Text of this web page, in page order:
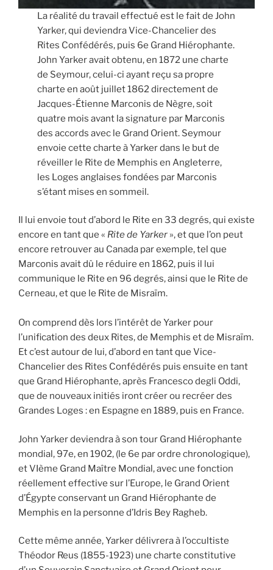
La réalité du travail effectué est le fait de John
Yarker, qui deviendra Vice-Chancelier des
Rites Confédérés, puis 6e Grand Hiérophante.
John Yarker avait obtenu, en 1872 une charte
de Seymour, celui-ci ayant reçu sa propre
charte en août juillet 1862 directement de
Jacques-Étienne Marconis de Nègre, soit
quatre mois avant la signature par Marconis
des accords avec le Grand Orient. Seymour
envoie cette charte à Yarker dans le but de
réveiller le Rite de Memphis en Angleterre,
les Loges anglaises fondées par Marconis
s’étant mises en sommeil.
Il lui envoie tout d’abord le Rite en 33 degrés, qui existe
encore en tant que « Rite de Yarker », et que l’on peut
encore retrouver au Canada par exemple, tel que
Marconis avait dû le réduire en 1862, puis il lui
communique le Rite en 96 degrés, ainsi que le Rite de
Cerneau, et que le Rite de Misraïm.
On comprend dès lors l’intérêt de Yarker pour
l’unification des deux Rites, de Memphis et de Misraïm.
Et c’est autour de lui, d’abord en tant que Vice-
Chancelier des Rites Confédérés puis ensuite en tant
que Grand Hiérophante, après Francesco degli Oddi,
que de nouveaux initiés iront créer ou recréer des
Grandes Loges : en Espagne en 1889, puis en France.
John Yarker deviendra à son tour Grand Hiérophante
mondial, 97e, en 1902, (le 6e par ordre chronologique),
et VIème Grand Maître Mondial, avec une fonction
réellement effective sur l’Europe, le Grand Orient
d’Égypte conservant un Grand Hiérophante de
Memphis en la personne d’Idris Bey Ragheb.
Cette même année, Yarker délivrera à l’occultiste
Théodor Reus (1855-1923) une charte constitutive